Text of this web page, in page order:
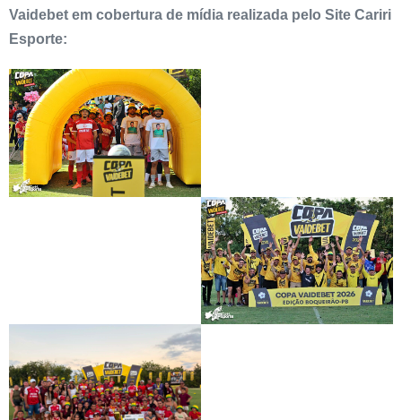
Vaidebet em cobertura de mídia realizada pelo Site Cariri
Esporte: